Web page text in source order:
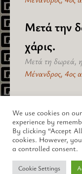
Μετά την
χάρις.
Μετά τη δωρεά,
Μένανδρος, 4ος
Copyright © 2026
We use cookies on
experience by
By clicking “Accept
cookies. However,
a controlled consent.
Cookie Settings